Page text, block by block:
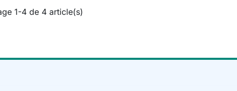
1-4 de 4 article(s)